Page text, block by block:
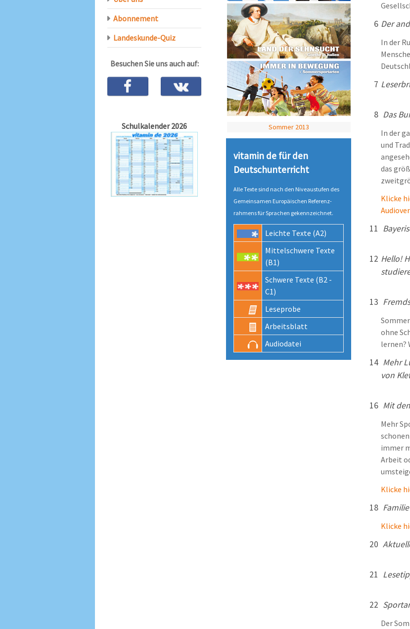
Abonnement
Landeskunde-Quiz
Besuchen Sie uns auch auf:
Schulkalender 2026 Sommer 2013
vitamin de für den
Deutsch­unter­richt
Alle Texte sind nach den Niveau­stufen des
Gemeinsamen Europäischen Referenz­
rahmens für Sprachen gekenn­zeichnet.
Leichte Texte (A2)
Mittel­schwere Texte
(B1)
Schwere Texte (B2 -
C1)
Lese­probe
Arbeits­blatt
Audio­datei
6 Der
In der
7
8 Das
In der
und
das
Klicke
11
12 Hello!
13
ohne
lernen?
14 Mehr
von
16 Mit
Mehr
immer
Arbeit
Klicke
18
Klicke
20
21
22
Der